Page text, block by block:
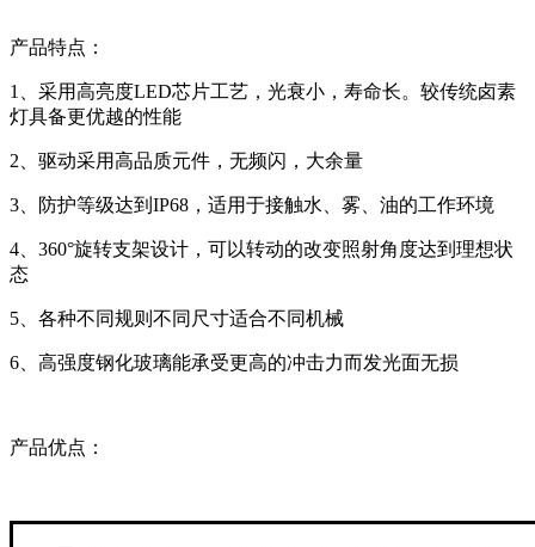
产品特点：
1、采用高亮度LED芯片工艺，光衰小，寿命长。较传统卤素
灯具备更优越的性能
2、驱动采用高品质元件，无频闪，大余量
3、防护等级达到IP68，适用于接触水、雾、油的工作环境
4、360°旋转支架设计，可以转动的改变照射角度达到理想状
态
5、各种不同规则不同尺寸适合不同机械
6、高强度钢化玻璃能承受更高的冲击力而发光面无损
产品优点：